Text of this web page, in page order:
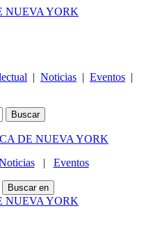
NUEVA YORK
| Noticias | Eventos |
DE NUEVA YORK
| Eventos
NUEVA YORK